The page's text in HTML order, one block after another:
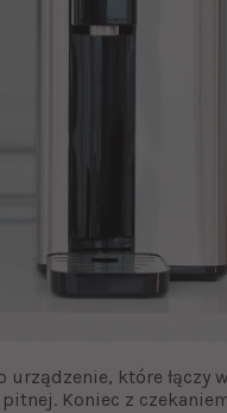
które łączy
Koniec z